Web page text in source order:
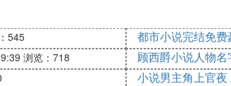
浠庢よ笍涓婁簡淇浠欓亾璺锛屽湪淇
涔濆綊涓锛屾垚灏辩湡浠欍
戝彧闂涓鍙ワ紝鍙寰楅暱鐢熶箞?
545 都市小说完结免
浏览：718 顾西爵小说人物名
小说男主角上官夜